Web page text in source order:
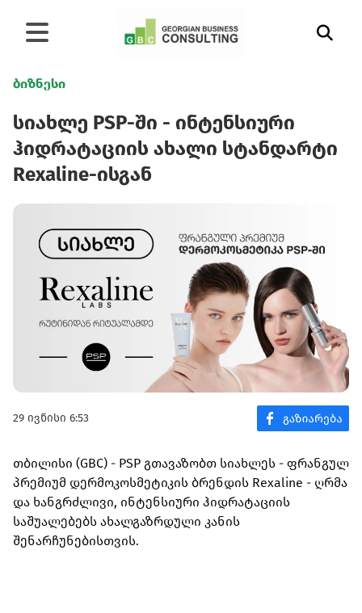
ბიზნესი
სიახლე PSP-ში - ინტენსიური
ჰიდრატაციის ახალი სტანდარტი
Rexaline-ისგან
29 ივნისი 6:53
თბილისი (GBC) - PSP გთავაზობთ სიახლეს - ფრანგულ
პრემიუმ დერმოკოსმეტიკის ბრენდის Rexaline - ღრმა
და ხანგრძლივი, ინტენსიური ჰიდრატაციის
საშუალებებს ახალგაზრდული კანის
შენარჩუნებისთვის.